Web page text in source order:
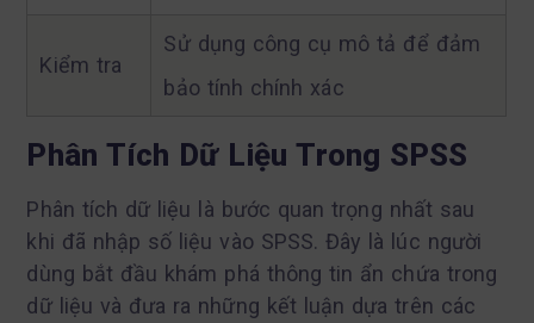
Kiểm tra
Sử dụng công cụ mô tả để đảm
bảo tính chính xác
Phân Tích Dữ Liệu Trong SPSS
Phân tích dữ liệu là bước quan trọng nhất sau
khi đã nhập số liệu vào SPSS. Đây là lúc người
dùng bắt đầu khám phá thông tin ẩn chứa trong
dữ liệu và đưa ra những kết luận dựa trên các